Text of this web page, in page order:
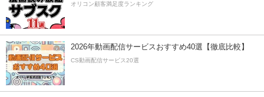
オリコン顧客満足度ランキング
2026年動画配信サービスおすすめ40選【徹底比較】
CS動画配信サービス20選